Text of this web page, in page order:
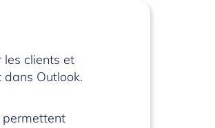
les clients et
Outlook.
permettent